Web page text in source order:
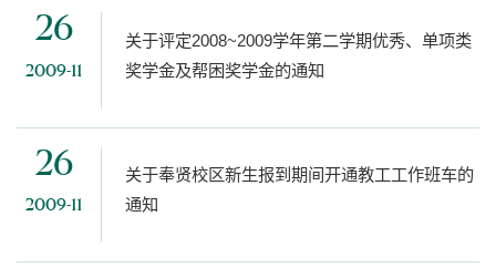
26
2009-11
关于评定2008~2009学年第二学期优秀、单项类
奖学金及帮困奖学金的通知
26
2009-11
关于奉贤校区新生报到期间开通教工工作班车的
通知